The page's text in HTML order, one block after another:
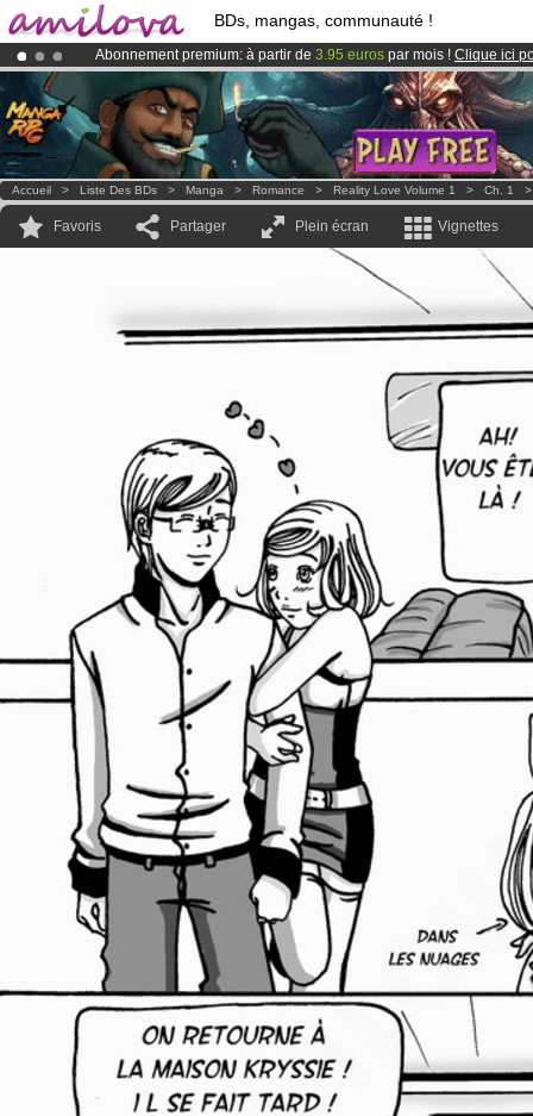
BDs, mangas, communauté !
Abonnement premium: à partir de 3.95 euros par mois ! Clique ici
Déjà 100000membreset 1000BDs & Mangas!
LeKickstarter Amilova est désormais lancé
Accueil > Liste Des BDs > Manga > Romance > Reality Love Volume 1 > Ch. 1
Favoris Partager Plein écran Vignettes